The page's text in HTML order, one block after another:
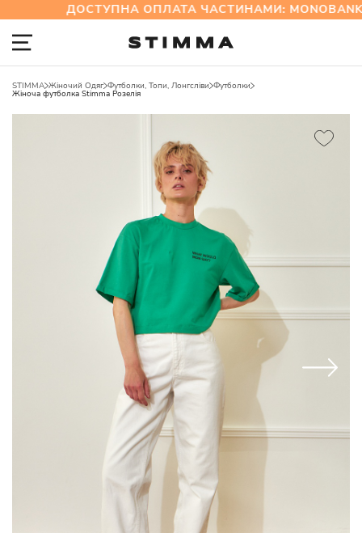
ДОСТУПНА ОПЛАТА ЧАСТИНАМИ:
STIMMA Жіночий Одяг Футболки, Топи, Лонгсліви Футболки
Жіноча футболка Stimma Розелія